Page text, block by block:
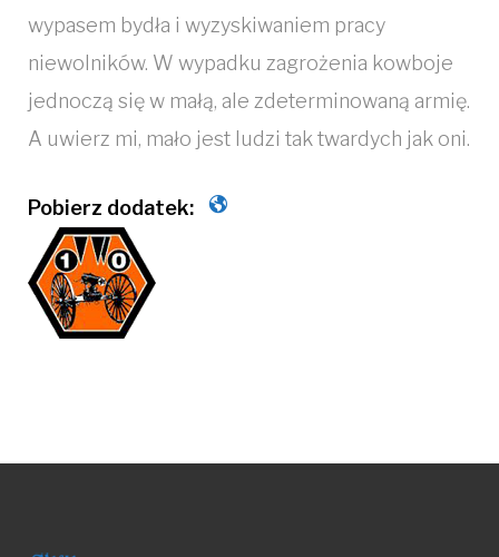
wypasem bydła i wyzyskiwaniem pracy
niewolników. W wypadku zagrożenia kowboje
jednoczą się w małą, ale zdeterminowaną armię.
A uwierz mi, mało jest ludzi tak twardych jak oni.